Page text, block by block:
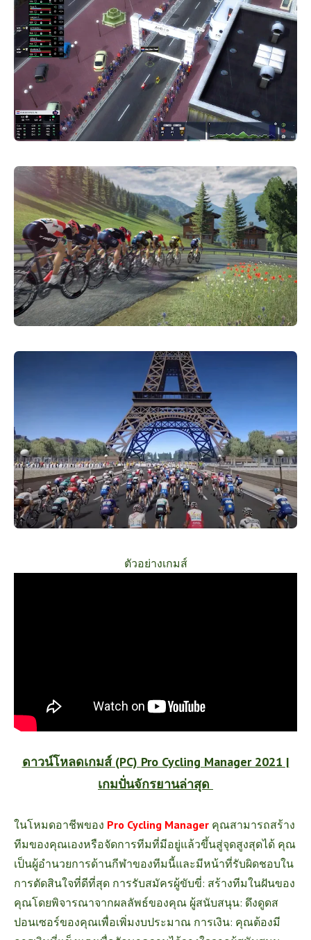
ตัวอย่างเกมส์
ดาวน์โหลดเกมส์ (PC) Pro Cycling Manager 2021 |
เกมปั่นจักรยานล่าสุด
ในโหมดอาชีพของ Pro Cycling Manager คุณสามารถสร้าง
ทีมของคุณเองหรือจัดการทีมที่มีอยู่แล้วขึ้นสู่จุดสูงสุดได้ คุณ
เป็นผู้อำนวยการด้านกีฬาของทีมนี้และมีหน้าที่รับผิดชอบใน
การตัดสินใจที่ดีที่สุด การรับสมัครผู้ขับขี่: สร้างทีมในฝันของ
คุณโดยพิจารณาจากผลลัพธ์ของคุณ ผู้สนับสนุน: ดึงดูดส
ปอนเซอร์ของคุณเพื่อเพิ่มงบประมาณ การเงิน: คุณต้องมี